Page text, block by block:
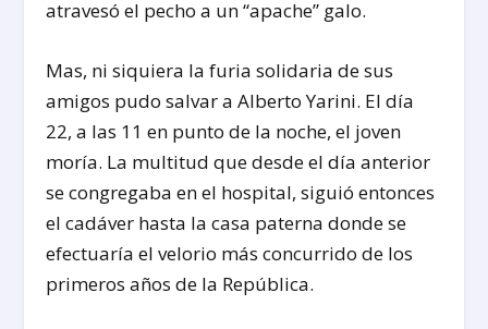
atravesó el pecho a un “apache” galo.
Mas, ni siquiera la furia solidaria de sus
amigos pudo salvar a Alberto Yarini. El día
22, a las 11 en punto de la noche, el joven
moría. La multitud que desde el día anterior
se congregaba en el hospital, siguió entonces
el cadáver hasta la casa paterna donde se
efectuaría el velorio más concurrido de los
primeros años de la República.